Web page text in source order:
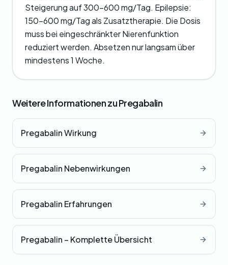
Steigerung auf 300-600 mg/Tag. Epilepsie:
150-600 mg/Tag als Zusatztherapie. Die Dosis
muss bei eingeschränkter Nierenfunktion
reduziert werden. Absetzen nur langsam über
mindestens 1 Woche.
Weitere Informationen zu Pregabalin
Pregabalin Wirkung
Pregabalin Nebenwirkungen
Pregabalin Erfahrungen
Pregabalin – Komplette Übersicht